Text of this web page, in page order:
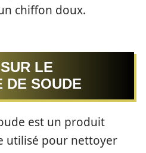
chiffon doux.
LE
DE SOUDE
est un produit
utilisé pour nettoyer